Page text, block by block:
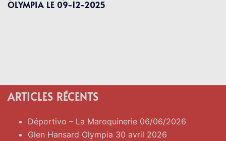
OLYMPIA LE 09-12-2025
ARTICLES RÉCENTS
Déportivo – La Maroquinerie 06/06/2026
Glen Hansard Olympia 30 avril 2026